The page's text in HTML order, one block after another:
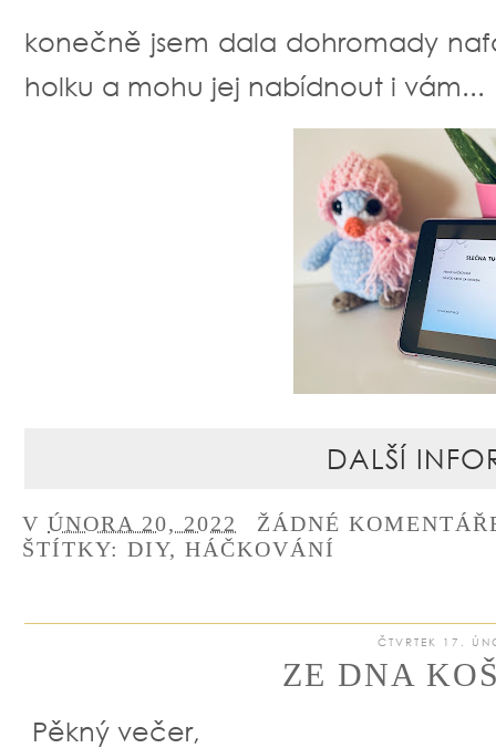
konečně jsem dala dohromady
holku a mohu jej nabídnout i vám...
DALŠÍ
V ÚNORA 20, 2022
ŽÁDNÉ
ŠTÍTKY: DIY, HÁČKOVÁNÍ
ČTVRTEK 17.
ZE DNA
Pěkný večer,